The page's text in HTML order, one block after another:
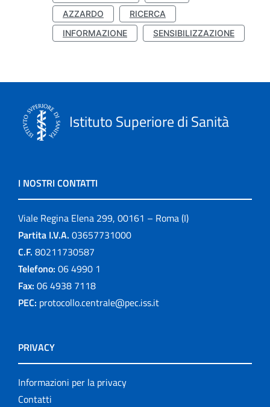
AZZARDO
RICERCA
INFORMAZIONE
SENSIBILIZZAZIONE
Istituto Superiore di Sanità
I NOSTRI CONTATTI
Viale Regina Elena 299, 00161 – Roma (I)
Partita I.V.A. 03657731000
C.F. 80211730587
Telefono: 06 4990 1
Fax: 06 4938 7118
PEC: protocollo.centrale@pec.iss.it
PRIVACY
Informazioni per la privacy
Contatti